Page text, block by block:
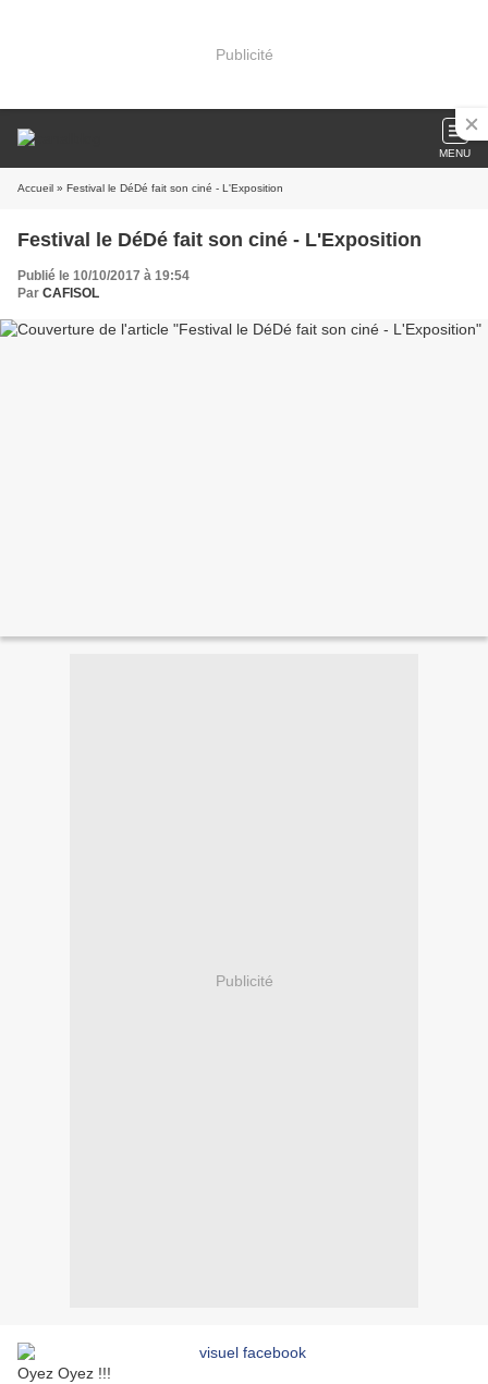
Publicité
MENU
Accueil » Festival le DéDé fait son ciné - L'Exposition
Festival le DéDé fait son ciné - L'Exposition
Publié le 10/10/2017 à 19:54
Par CAFISOL
Publicité
Oyez Oyez !!!